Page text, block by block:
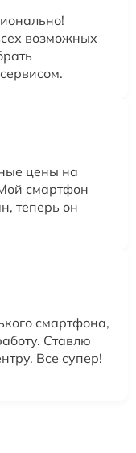
возможных
цены на
смартфон
теперь он
смартфона,
Ставлю
Все супер!